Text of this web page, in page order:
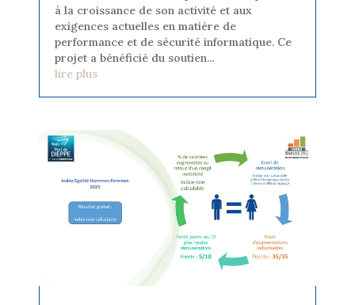
à la croissance de son activité et aux
exigences actuelles en matière de
performance et de sécurité informatique. Ce
projet a bénéficié du soutien...
lire plus